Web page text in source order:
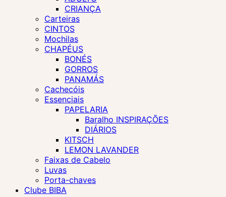
CRIANÇA
Carteiras
CINTOS
Mochilas
CHAPÉUS
BONÉS
GORROS
PANAMÁS
Cachecóis
Essenciais
PAPELARIA
Baralho INSPIRAÇÕES
DIÁRIOS
KITSCH
LEMON LAVANDER
Faixas de Cabelo
Luvas
Porta-chaves
Clube BIBA